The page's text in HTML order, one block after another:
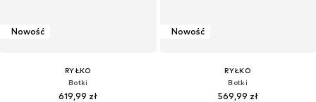
Nowość
RYŁKO
Botki
619,99 zł
Nowość
RYŁKO
Botki
569,99 zł